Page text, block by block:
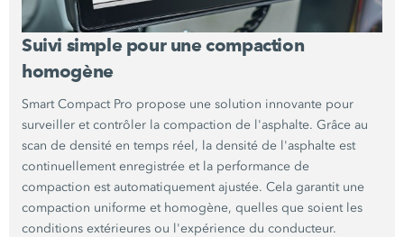
Suivi simple pour une compaction
homogène
Smart Compact Pro propose une solution innovante pour
surveiller et contrôler la compaction de l'asphalte. Grâce au
scan de densité en temps réel, la densité de l'asphalte est
continuellement enregistrée et la performance de
compaction est automatiquement ajustée. Cela garantit une
compaction uniforme et homogène, quelles que soient les
conditions extérieures ou l'expérience du conducteur.